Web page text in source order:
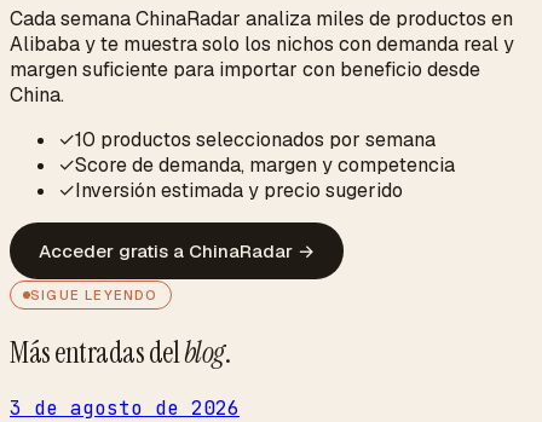
Cada semana ChinaRadar analiza miles de productos en
Alibaba y te muestra solo los nichos con demanda real y
margen suficiente para importar con beneficio desde
China.
✓10 productos seleccionados por semana
✓Score de demanda, margen y competencia
✓Inversión estimada y precio sugerido
Acceder gratis a ChinaRadar →
SIGUE LEYENDO
Más entradas delblog.
3 de agosto de 2026